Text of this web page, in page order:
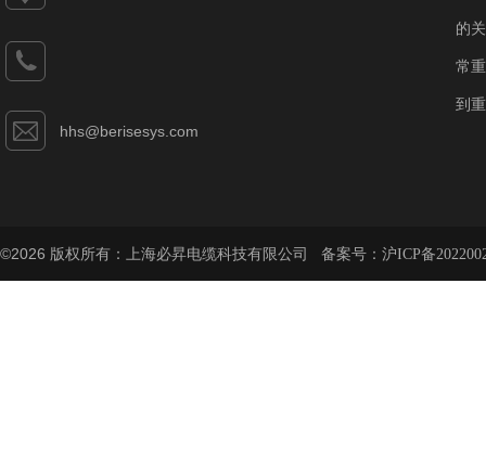
hhs@berisesys.com
的
常
到
©2026 版权所有：上海必昇电缆科技有限公司 备案号： 沪ICP备